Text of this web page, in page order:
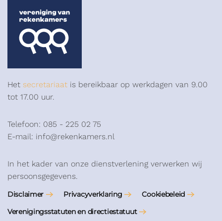
Het secretariaat is bereikbaar op werkdagen van 9.00
tot 17.00 uur.
Telefoon: 085 - 225 02 75
E-mail: info@rekenkamers.nl
In het kader van onze dienstverlening verwerken wij
persoonsgegevens.
Disclaimer Privacyverklaring
Cookiebeleid
Verenigingsstatuten en directiestatuut